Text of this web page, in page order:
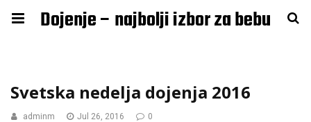
Dojenje – najbolji izbor za bebu
Svetska nedelja dojenja 2016
adminm Jul 26, 2016 0